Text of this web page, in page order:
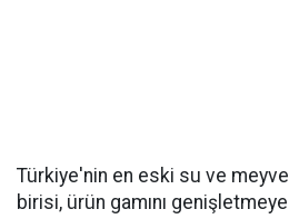
Türkiye'nin en eski su ve
birisi, ürün gamını